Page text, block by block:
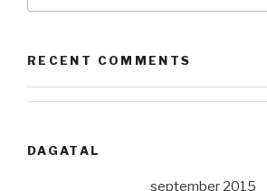
RECENT COMMENTS
DAGATAL
september 2015